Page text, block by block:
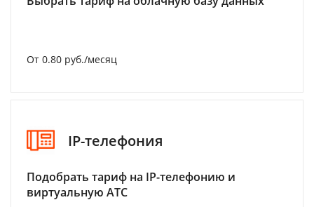
От 0.80 руб./месяц
IP-телефония
Подобрать тариф на IP-телефонию и
виртуальную АТС